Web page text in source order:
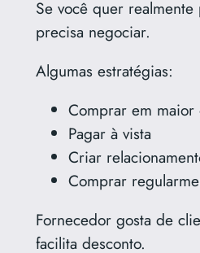
Se você quer realmente
precisa negociar.
Algumas estratégias:
Comprar em maior
Pagar à vista
Criar
Comprar
Fornecedor gosta de
facilita desconto.